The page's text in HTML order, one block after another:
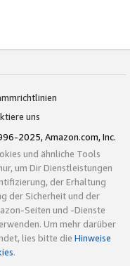
uns
2025, Amazon.com, Inc.
und ähnliche Tools
um Dir Dienstleistungen
der Erhaltung
der Sicherheit und der
Seiten und -Dienste
Um mehr darüber
lies bitte die Hinweise
.